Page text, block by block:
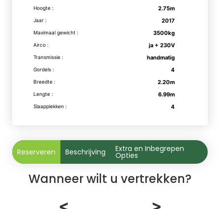
Hoogte : 2.75m
Jaar : 2017
Maximaal gewicht : 3500kg
Airco : ja + 230V
Transmissie : handmatig
Gordels : 4
Breedte : 2.20m
Lengte : 6.99m
Slaapplekken : 4
Reserveren Beschrijving Extra en Inbegrepen
Opties
Wanneer wilt u vertrekken?